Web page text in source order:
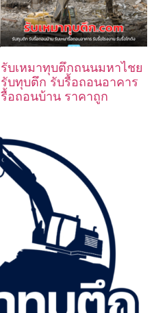
รับเหมาทุบตึกถนนมหาไชย
รับทุบตึก รับรื้อถอนอาคาร
รื้อถอนบ้าน ราคาถูก